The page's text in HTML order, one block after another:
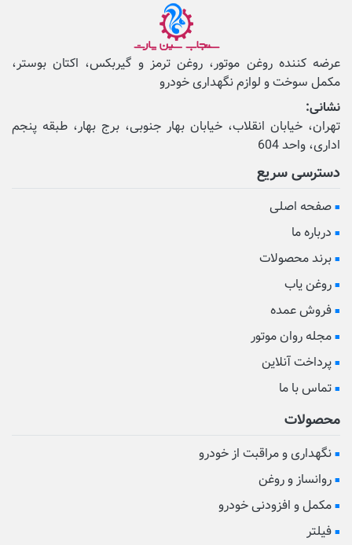
عرضه کننده روغن موتور، روغن ترمز و گیربکس، اکتان بوستر،
مکمل‌ سوخت و لوازم نگهداری خودرو
نشانی:
تهران، خیابان انقلاب، خیابان بهار جنوبی، برج بهار، طبقه پنجم
اداری، واحد 604
دسترسی سریع
صفحه اصلی
درباره ما
برند محصولات
روغن یاب
فروش عمده
مجله روان موتور
پرداخت آنلاین
تماس با ما
محصولات
نگهداری و مراقبت از خودرو
روانساز و روغن
مکمل و افزودنی خودرو
فیلتر